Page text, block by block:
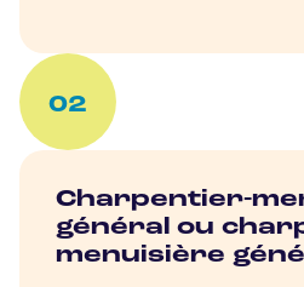
02
Charpentier-
général ou
menuisière